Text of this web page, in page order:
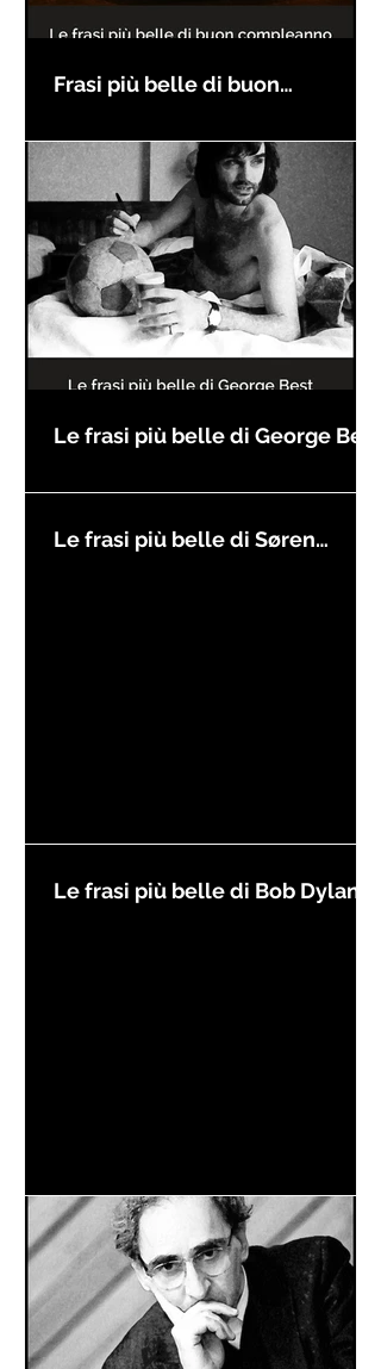
Frasi più belle di buon
Le frasi più belle di George Best
Le frasi più belle di Søren
Le frasi più belle di Bob Dylan